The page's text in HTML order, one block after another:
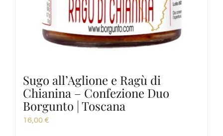
Sugo all’Aglione e Ragù di
Chianina – Confezione Duo
Borgunto | Toscana
16,00 €